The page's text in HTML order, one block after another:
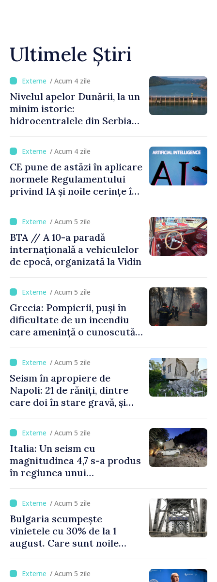
Ultimele Știri
/ Acum 4 zile
Nivelul apelor Dunării, la un
minim istoric:
hidrocentralele din Serbia
capacitate
/ Acum 4 zile
CE pune de astăzi în aplicare
normele Regulamentului
privind IA și noile cerințe în
/ Acum 5 zile
BTA // A 10-a paradă
internațională a vehiculelor
de epocă, organizată la Vidin
/ Acum 5 zile
Grecia: Pompierii, puși în
dificultate de un incendiu
care amenință o cunoscută
/ Acum 5 zile
Seism în apropiere de
Napoli: 21 de răniți, dintre
care doi în stare gravă, și
/ Acum 5 zile
Italia: Un seism cu
magnitudinea 4,7 s-a produs
în regiunea unui
de Napoli
/ Acum 5 zile
Bulgaria scumpește
vinietele cu 30% de la 1
august. Care sunt noile
/ Acum 5 zile